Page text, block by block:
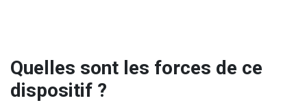
Quelles sont les forces de ce
dispositif ?